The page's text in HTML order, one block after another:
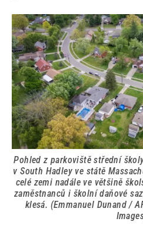
Pohled z parkoviště střední
v South Hadley ve státě
celé zemi nadále ve většině
zaměstnanců i školní daňové
klesá. (Emmanuel Dunand /